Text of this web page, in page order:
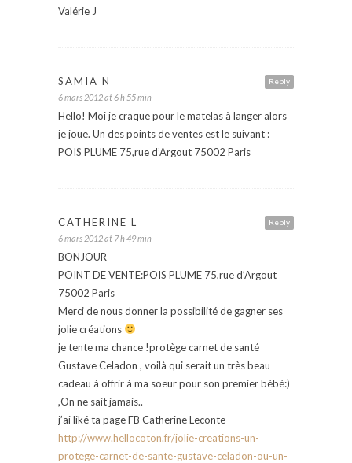
Valérie J
Reply
SAMIA N
6 mars 2012 at 6 h 55 min
Hello! Moi je craque pour le matelas à langer alors
je joue. Un des points de ventes est le suivant :
POIS PLUME 75,rue d’Argout 75002 Paris
Reply
CATHERINE L
6 mars 2012 at 7 h 49 min
BONJOUR
POINT DE VENTE:POIS PLUME 75,rue d’Argout
75002 Paris
Merci de nous donner la possibilité de gagner ses
jolie créations
je tente ma chance !protège carnet de santé
Gustave Celadon , voilà qui serait un très beau
cadeau à offrir à ma soeur pour son premier bébé:)
,On ne sait jamais..
j’ai liké ta page FB Catherine Leconte
http://www.hellocoton.fr/jolie-creations-un-
protege-carnet-de-sante-gustave-celadon-ou-un-